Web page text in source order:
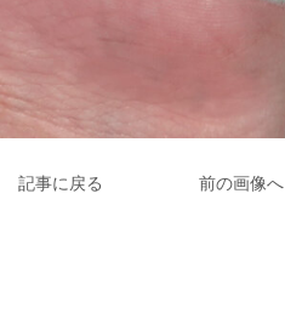
記事に戻る 前の画像へ